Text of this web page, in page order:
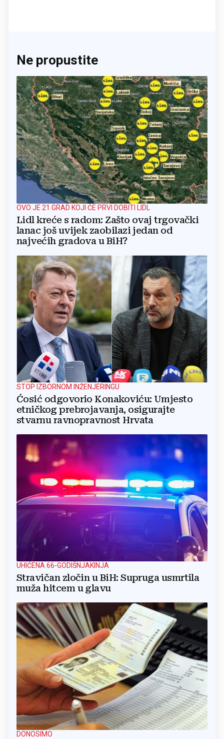
Ne propustite
OVO JE 21 GRAD KOJI ĆE PRVI DOBITI LIDL
Lidl kreće s radom: Zašto ovaj trgovački
lanac još uvijek zaobilazi jedan od
najvećih gradova u BiH?
STOP IZBORNOM INŽENJERINGU
Ćosić odgovorio Konakoviću: Umjesto
etničkog prebrojavanja, osigurajte
stvarnu ravnopravnost Hrvata
UHIĆENA 66-GODIŠNJAKINJA
Stravičan zločin u BiH: Supruga usmrtila
muža hitcem u glavu
DONOSIMO